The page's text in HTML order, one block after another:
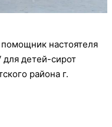
помощник настоятеля
детей-сирот
района г.